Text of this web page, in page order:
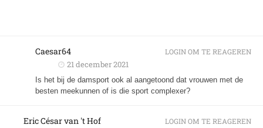
Caesar64
21 december 2021
Is het bij de damsport ook al aangetoond dat vrouwen met de
besten meekunnen of is die sport complexer?
LOGIN OM TE REAGEREN
Eric César van 't Hof LOGIN OM TE REAGEREN